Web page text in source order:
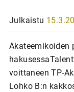
Julkaistu
Akateemikoiden
voittaneen TP-
Lohko B:n